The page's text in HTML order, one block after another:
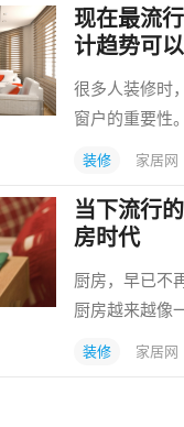
现在最流
计趋势可
很多人装修时
窗户的重要性
装修 家居网
当下流行
房时代
厨房，早已不
厨房越来越像
装修 家居网